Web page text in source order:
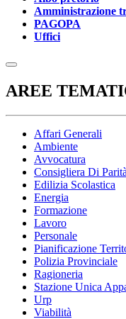
Amministrazione
PAGOPA
Uffici
AREE
Affari Generali
Ambiente
Avvocatura
Consigliera Di Parità
Edilizia Scolastica
Energia
Formazione
Lavoro
Personale
Pianificazione
Polizia Provinciale
Ragioneria
Stazione Unica
Urp
Viabilità